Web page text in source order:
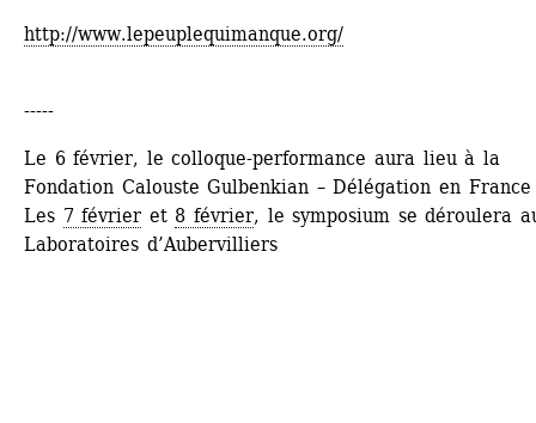
http://www.lepeuplequimanque.org/
-----
Le 6 février, le colloque-performance aura lieu à la
Fondation Calouste Gulbenkian – Délégation en France
Les 7 février et 8 février, le symposium se déroulera
Laboratoires d’Aubervilliers